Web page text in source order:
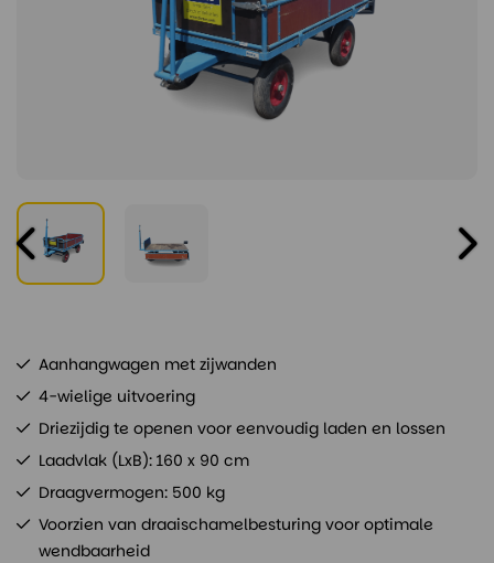
Aanhangwagen met zijwanden
4-wielige uitvoering
Driezijdig te openen voor eenvoudig laden en lossen
Laadvlak (LxB): 160 x 90 cm
Draagvermogen: 500 kg
Voorzien van draaischamelbesturing voor optimale
wendbaarheid